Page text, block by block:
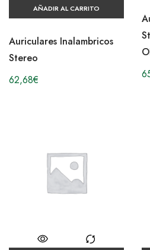
AÑADIR AL CARRITO
Auriculares Inalambricos
Stereo
62,68€